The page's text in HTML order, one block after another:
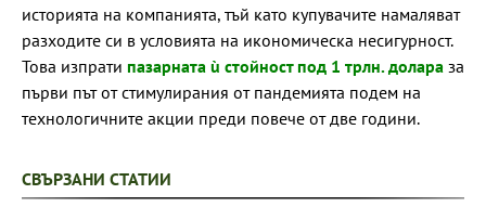
историята на компанията, тъй като купувачите намаляват
разходите си в условията на икономическа несигурност.
Това изпрати пазарната ù стойност под 1 трлн. долара за
първи път от стимулирания от пандемията подем на
технологичните акции преди повече от две години.
СВЪРЗАНИ СТАТИИ